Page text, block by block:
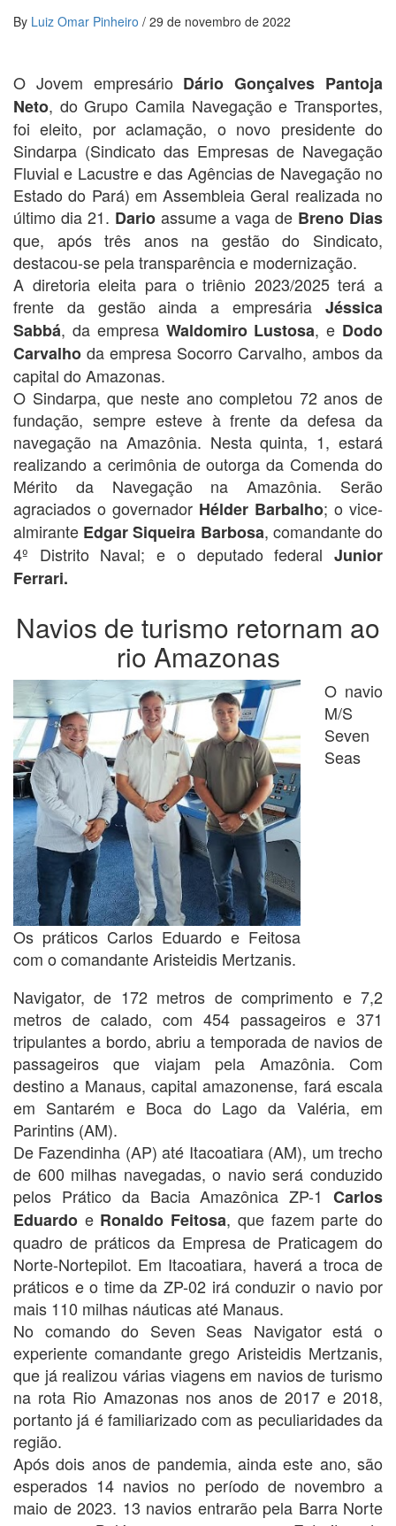
By Luiz Omar Pinheiro / 29 de novembro de 2022
O Jovem empresário Dário Gonçalves Pantoja
Neto, do Grupo Camila Navegação e Transportes,
foi eleito, por aclamação, o novo presidente do
Sindarpa (Sindicato das Empresas de Navegação
Fluvial e Lacustre e das Agências de Navegação no
Estado do Pará) em Assembleia Geral realizada no
último dia 21. Dario assume a vaga de Breno Dias
que, após três anos na gestão do Sindicato,
destacou-se pela transparência e modernização.
A diretoria eleita para o triênio 2023/2025 terá a
frente da gestão ainda a empresária Jéssica
Sabbá, da empresa Waldomiro Lustosa, e Dodo
Carvalho da empresa Socorro Carvalho, ambos da
capital do Amazonas.
O Sindarpa, que neste ano completou 72 anos de
fundação, sempre esteve à frente da defesa da
navegação na Amazônia. Nesta quinta, 1, estará
realizando a cerimônia de outorga da Comenda do
Mérito da Navegação na Amazônia. Serão
agraciados o governador Hélder Barbalho; o vice-
almirante Edgar Siqueira Barbosa, comandante do
4º Distrito Naval; e o deputado federal Junior
Ferrari.
Navios de turismo retornam ao
rio Amazonas
Os práticos Carlos Eduardo e Feitosa
com o comandante Aristeidis Mertzanis.
O navio
M/S
Seven
Seas
Navigator, de 172 metros de comprimento e 7,2
metros de calado, com 454 passageiros e 371
tripulantes a bordo, abriu a temporada de navios de
passageiros que viajam pela Amazônia. Com
destino a Manaus, capital amazonense, fará escala
em Santarém e Boca do Lago da Valéria, em
Parintins (AM).
De Fazendinha (AP) até Itacoatiara (AM), um trecho
de 600 milhas navegadas, o navio será conduzido
pelos Prático da Bacia Amazônica ZP-1 Carlos
Eduardo e Ronaldo Feitosa, que fazem parte do
quadro de práticos da Empresa de Praticagem do
Norte-Nortepilot. Em Itacoatiara, haverá a troca de
práticos e o time da ZP-02 irá conduzir o navio por
mais 110 milhas náuticas até Manaus.
No comando do Seven Seas Navigator está o
experiente comandante grego Aristeidis Mertzanis,
que já realizou várias viagens em navios de turismo
na rota Rio Amazonas nos anos de 2017 e 2018,
portanto já é familiarizado com as peculiaridades da
região.
Após dois anos de pandemia, ainda este ano, são
esperados 14 navios no período de novembro a
maio de 2023. 13 navios entrarão pela Barra Norte